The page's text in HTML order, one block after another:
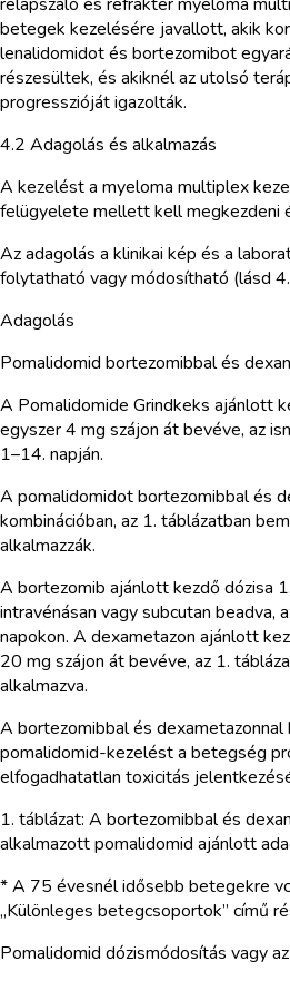
betegek kezelésére javallott, akik
lenalidomidot és bortezomibot
részesültek, és akiknél az utolsó
progresszióját igazolták.
4.2 Adagolás és alkalmazás
A kezelést a myeloma multiplex
felügyelete mellett kell megkezdeni
Az adagolás a klinikai kép és a
folytatható vagy módosítható (lásd
Adagolás
Pomalidomid bortezomibbal és
A Pomalidomide Grindkeks ajánlott
egyszer 4 mg szájon át bevéve, az
1–14. napján.
A pomalidomidot bortezomibbal és
kombinációban, az 1. táblázatban
alkalmazzák.
A bortezomib ajánlott kezdő dózisa
intravénásan vagy subcutan beadva,
napokon. A dexametazon ajánlott
20 mg szájon át bevéve, az 1.
alkalmazva.
A bortezomibbal és dexametazonnal
pomalidomid-kezelést a betegség
elfogadhatatlan toxicitás
1. táblázat: A bortezomibbal és
alkalmazott pomalidomid ajánlott
* A 75 évesnél idősebb betegekre
„Különleges betegcsoportok” című
Pomalidomid dózismódosítás vagy